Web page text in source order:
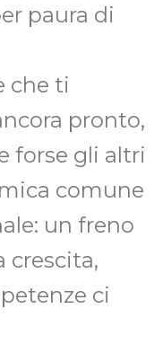
paura di
che ti
pronto,
forse gli altri
comune
un freno
crescita,
ci